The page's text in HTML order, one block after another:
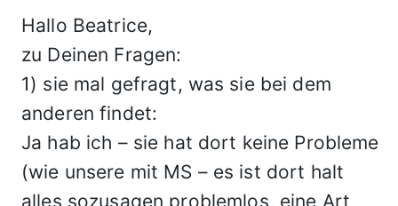
Hallo Beatrice,
zu Deinen Fragen:
1) sie mal gefragt, was sie bei dem
anderen findet:
Ja hab ich – sie hat dort keine Probleme
(wie unsere mit MS – es ist dort halt
alles sozusagen problemlos, eine Art